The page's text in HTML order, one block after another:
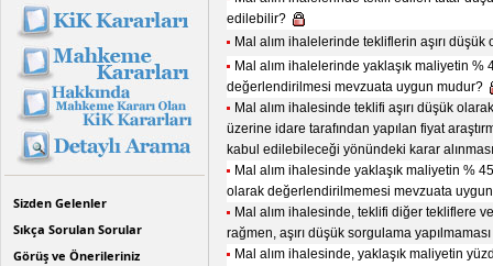
Sizden Gelenler
Sıkça Sorulan Sorular
Görüş ve Önerileriniz
edilebilir?
Mal alım ihalelerinde tekliflerin aşırı
Mal alım ihalelerinde yaklaşık maliyetin %
değerlendirilmesi mevzuata uygun mudur?
Mal alım ihalesinde teklifi aşırı düşük
üzerine idare tarafından yapılan fiyat
kabul edilebileceği yönündeki karar
Mal alım ihalesinde yaklaşık maliyetin %
olarak değerlendirilmemesi mevzuata
Mal alım ihalesinde, teklifi diğer tekliflere
rağmen, aşırı düşük sorgulama
Mal alım ihalesinde, yaklaşık maliyetin